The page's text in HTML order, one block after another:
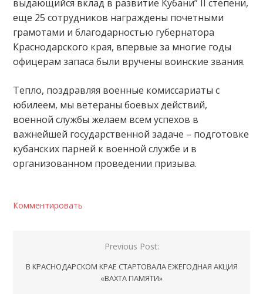
выдающийся вклад в развитие Кубани” II степени,
еще 25 сотрудников награждены почетными
грамотами и благодарностью губернатора
Краснодарского края, впервые за многие годы
офицерам запаса были вручены воинские звания.
Тепло, поздравляя военные комиссариаты с
юбилеем, мы ветераны боевых действий,
военной службы желаем всем успехов в
важнейшей государственной задаче – подготовке
кубанских парней к военной службе и в
организованном проведении призыва.
Комментировать
по
записям
Previous Post:
В КРАСНОДАРСКОМ КРАЕ СТАРТОВАЛА ЕЖЕГОДНАЯ АКЦИЯ
«ВАХТА ПАМЯТИ»